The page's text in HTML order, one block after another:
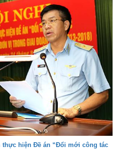
thực hiện Đề án “Đổi mới công tác